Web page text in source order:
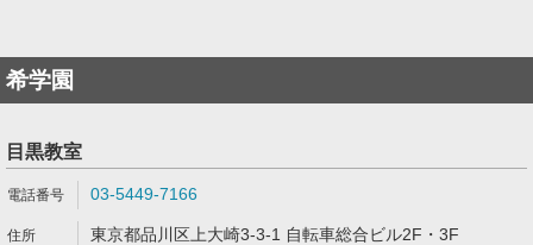
希学園
目黒教室
03-5449-7166
東京都品川区上大崎3-3-1 自転車総合ビル2F・3F